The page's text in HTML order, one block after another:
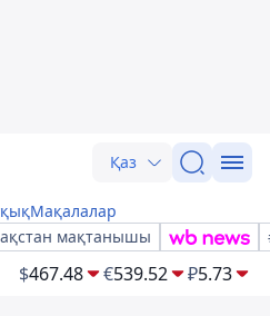
Қаз
Мақалалар
мақтанышы
$467.48 €539.52 ₽5.73